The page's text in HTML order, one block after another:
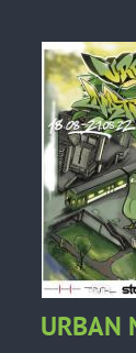
URBAN